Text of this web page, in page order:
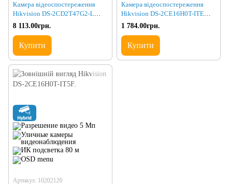
Камера відеоспостереження
Hikvision DS-2CD2T47G2-L
(2.8)
8 113.00грн.
Купити
Камера відеоспостереження
Hikvision DS-2CE16H0T-ITE
(3.6)
1 784.00грн.
Купити
Артикул: 10202120